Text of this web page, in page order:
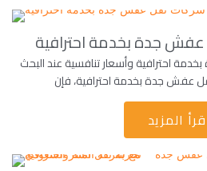
جدة بخدمة احترافية
احترافية وأسعار تنافسية عند البحث
المزيد